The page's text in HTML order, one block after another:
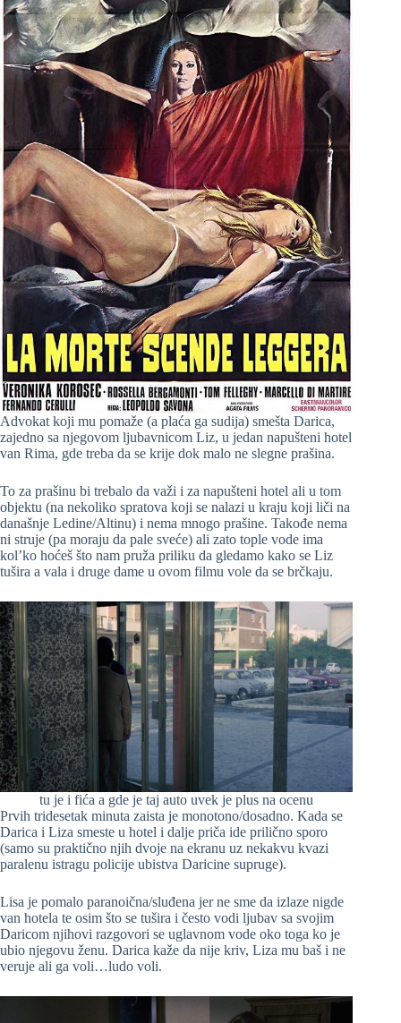
Advokat koji mu pomaže (a plaća ga sudija) smešta Darica,
zajedno sa njegovom ljubavnicom Liz, u jedan napušteni hotel
van Rima, gde treba da se krije dok malo ne slegne prašina.
To za prašinu bi trebalo da važi i za napušteni hotel ali u tom
objektu (na nekoliko spratova koji se nalazi u kraju koji liči na
današnje Ledine/Altinu) i nema mnogo prašine. Takođe nema
ni struje (pa moraju da pale sveće) ali zato tople vode ima
kol’ko hoćeš što nam pruža priliku da gledamo kako se Liz
tušira a vala i druge dame u ovom filmu vole da se brčkaju.
tu je i fića a gde je taj auto uvek je plus na ocenu
Prvih tridesetak minuta zaista je monotono/dosadno. Kada se
Darica i Liza smeste u hotel i dalje priča ide prilično sporo
(samo su praktično njih dvoje na ekranu uz nekakvu kvazi
paralenu istragu policije ubistva Daricine supruge).
Lisa je pomalo paranoična/sluđena jer ne sme da izlaze nigde
van hotela te osim što se tušira i često vodi ljubav sa svojim
Daricom njihovi razgovori se uglavnom vode oko toga ko je
ubio njegovu ženu. Darica kaže da nije kriv, Liza mu baš i ne
veruje ali ga voli…ludo voli.